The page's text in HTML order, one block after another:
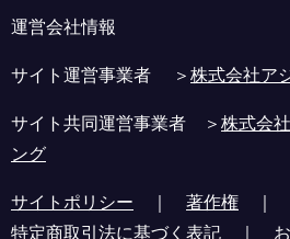
運営会社情報
サイト運営事業者 ＞株式会社ア
サイト共同運営事業者 ＞株式会
ング
サイトポリシー ｜ 著作権 ｜
特定商取引法に基づく表記 ｜